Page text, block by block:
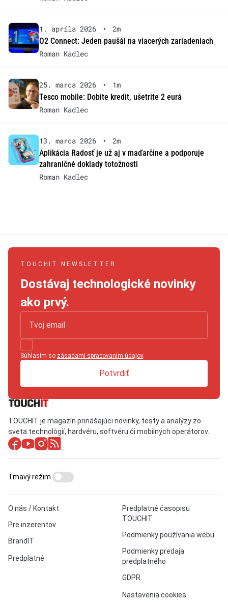
1. apríla 2026 •
2m
O2 Connect: Jeden paušál na viacerých zariadeniach
Roman Kadlec
25. marca 2026 •
1m
Tesco mobile: Dobite kredit, ušetrite 2 eurá
Roman Kadlec
13. marca 2026 •
2m
Aplikácia Radosť je už aj v maďarčine a podporuje
zahraničné doklady totožnosti
Roman Kadlec
TOUCHIT NEWSLETTER
Dostávaj technologické novinky
ako prvý.
Súhlasím so zásadami spracovaním údajov.
Potvrdiť
TOUCHIT je magazín prinášajúci novinky, testy a analýzy zo
sveta technológií, hardvéru, softvéru či mobilných operátorov.
O nás / Kontakt
Pre inzerentov
BrandIT
Predplatné
Predplatné časopisu
TOUCHIT
Podmienky používania webu
Podmienky predaja
predplatného
GDPR
Nastavenia cookies
Tmavý režim